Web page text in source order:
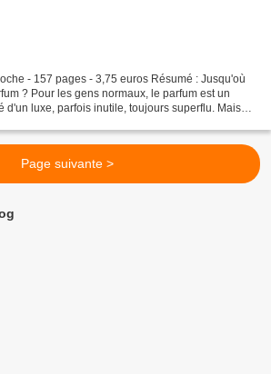
- 157 pages - 3,75 euros Résumé : Jusqu'où
? Pour les gens normaux, le parfum est un
d'un luxe, parfois inutile, toujours superflu. Mais
Page suivante >